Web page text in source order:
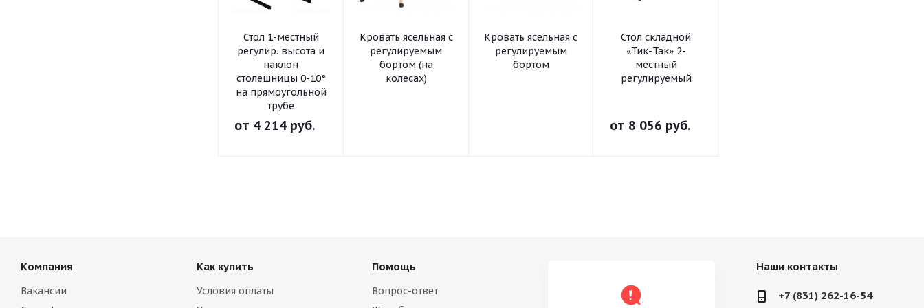
Стол 1-местный
регулир. высота и
наклон
столешницы 0-10°
на прямоугольной
трубе
от 4 214 руб.
Кровать ясельная с
регулируемым
бортом (на
колесах)
Кровать ясельная с
регулируемым
бортом
Стол складной
«Тик-Так» 2-
местный
регулируемый
от 8 056 руб.
Компания
Вакансии
Как купить
Условия оплаты
Помощь
Вопрос-ответ
Наши контакты
+7 (831) 262-16-54